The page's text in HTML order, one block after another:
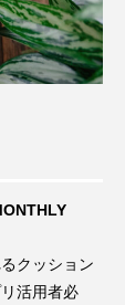
クッション
活用者必